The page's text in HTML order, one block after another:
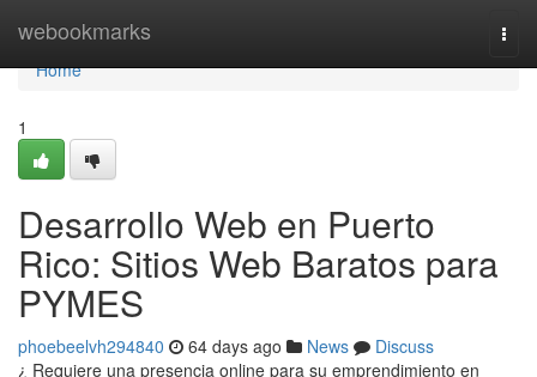
webookmarks
Home
Home
1
Desarrollo Web en Puerto
Rico: Sitios Web Baratos para
PYMES
phoebeelvh294840 64 days ago News
Discuss
¿ Requiere una presencia online para su emprendimiento en